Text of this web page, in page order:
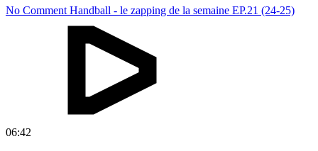
No Comment Handball - le zapping de la semaine EP.21 (24-25)
06:42